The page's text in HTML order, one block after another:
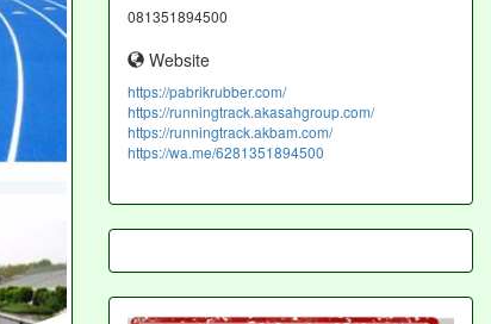
081351894500
Website
https://pabrikrubber.com/
https://runningtrack.akasahgroup.com/
https://runningtrack.akbam.com/
https://wa.me/6281351894500